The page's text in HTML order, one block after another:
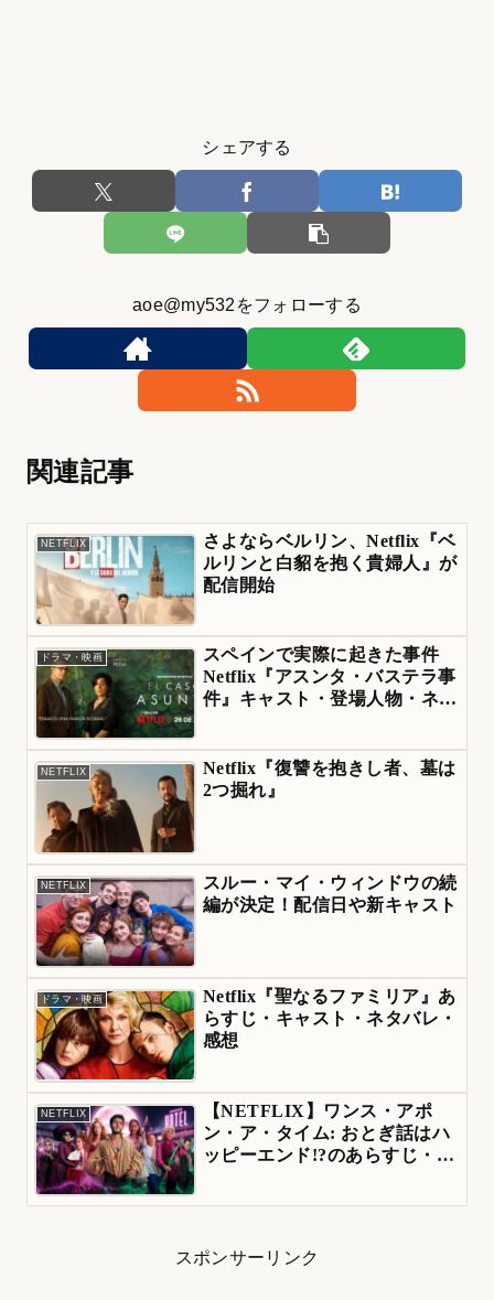
シェアする
aoe@my532をフォローする
関連記事
NETFLIX
さよならベルリン、Netflix『ベ
ルリンと白貂を抱く貴婦人』が
配信開始
ドラマ・映画
スペインで実際に起きた事件
Netflix『アスンタ・バステラ事
件』キャスト・登場人物・ネタ
NETFLIX
Netflix『復讐を抱きし者、墓は
2つ掘れ』
NETFLIX
スルー・マイ・ウィンドウの続
編が決定！配信日や新キャスト
ドラマ・映画
Netflix『聖なるファミリア』あ
らすじ・キャスト・ネタバレ・
感想
NETFLIX
【NETFLIX】ワンス・アポ
ン・ア・タイム: おとぎ話はハ
ッピーエンド!?のあらすじ・キ
スポンサーリンク